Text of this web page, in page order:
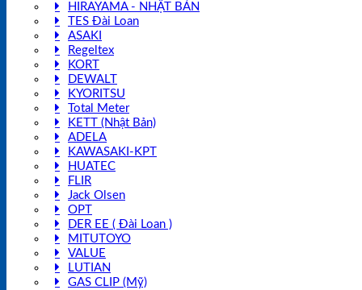
HIRAYAMA - NHẬT BẢN
TES Đài Loan
ASAKI
Regeltex
KORT
DEWALT
KYORITSU
Total Meter
KETT (Nhật Bản)
ADELA
KAWASAKI-KPT
HUATEC
FLIR
Jack Olsen
OPT
DER EE ( Đài Loan )
MITUTOYO
VALUE
LUTIAN
GAS CLIP (Mỹ)